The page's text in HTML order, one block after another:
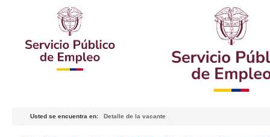
Usted se encuentra en: Detalle de la vacante